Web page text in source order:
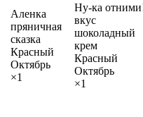
Аленка
пряничная
сказка
Красный
Октябрь
×1
Ну-ка
вкус
шоколадный
крем
Красный
Октябрь
×1